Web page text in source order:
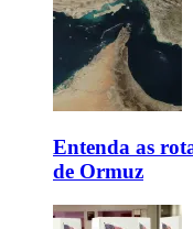
Entenda as
de Ormuz